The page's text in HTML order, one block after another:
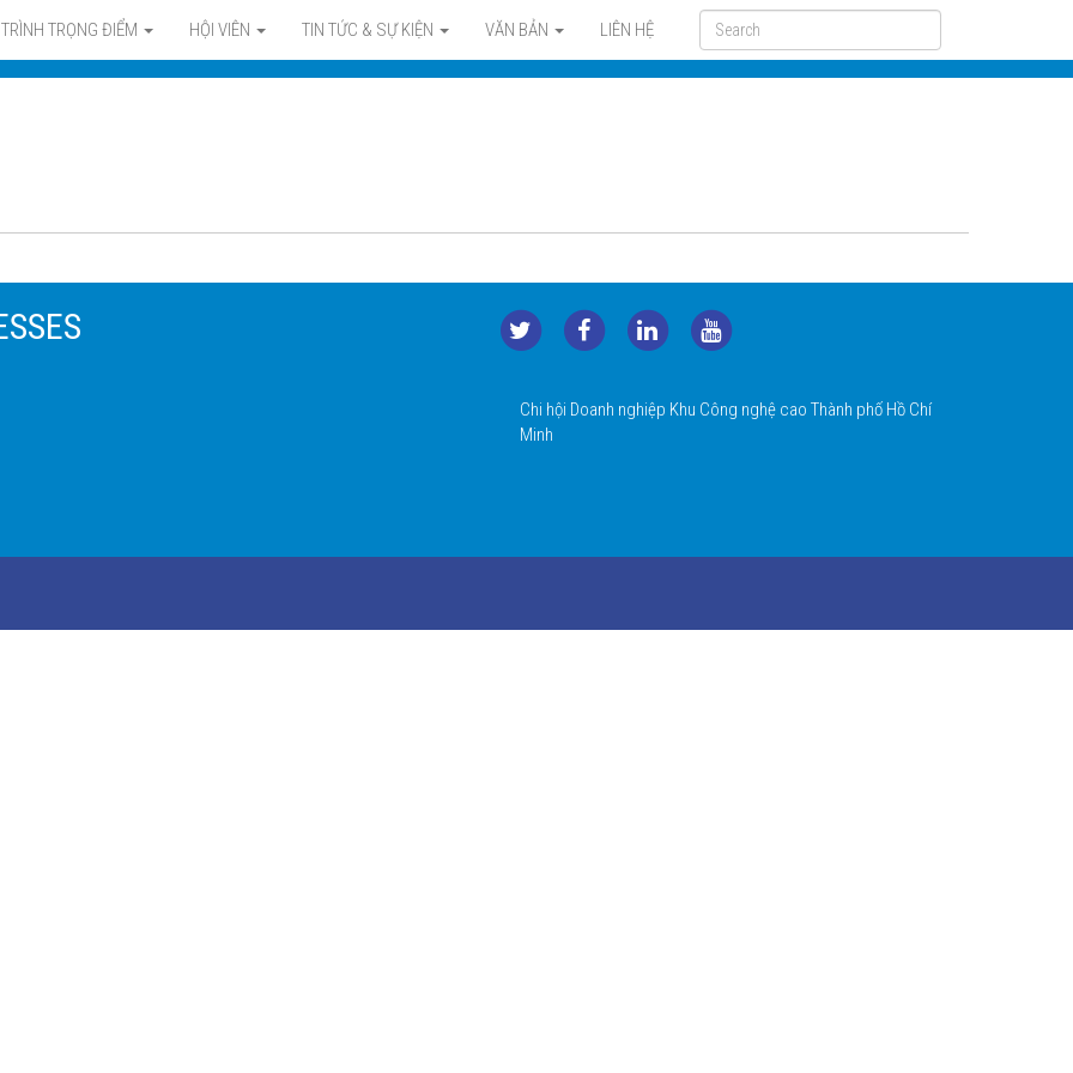
TRỌNG ĐIỂM HỘI VIÊN TIN TỨC & SỰ KIỆN VĂN BẢN LIÊN HỆ
Chi hội Doanh nghiệp Khu Công nghệ cao Thành phố Hồ Chí
Minh